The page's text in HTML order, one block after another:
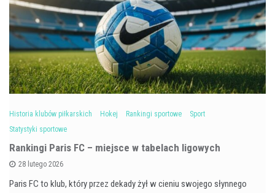
Historia klubów piłkarskich Hokej Rankingi sportowe
Sport
Statystyki sportowe
Rankingi Paris FC – miejsce w tabelach ligowych
28 lutego 2026
Paris FC to klub, który przez dekady żył w cieniu swojego słynnego